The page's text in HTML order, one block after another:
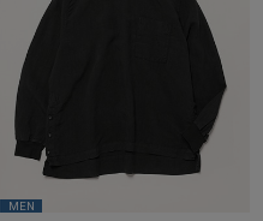
MEN